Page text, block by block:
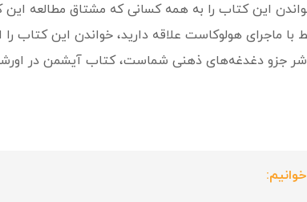
این کتاب را به همه کسانی که مشتاق مطالعه
ماجرای هولوکاست علاقه دارید، خواندن این کتاب
جزو دغدغه‌های ذهنی شماست، کتاب آیشمن در